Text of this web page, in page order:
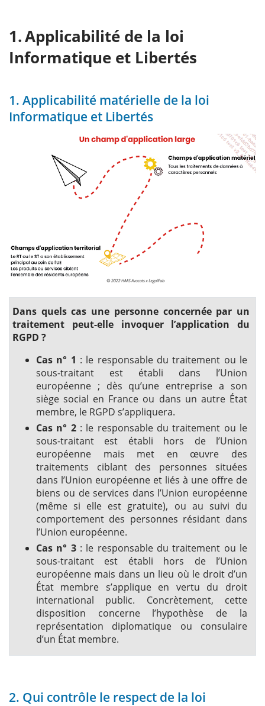
Applicabilité de la loi
Informatique et Libertés
1. Applicabilité matérielle de la loi
Informatique et Libertés
Dans quels cas une personne concernée par un
traitement peut-elle invoquer l’application du
RGPD ?
Cas n° 1 : le responsable du traitement ou le
sous-traitant est établi dans l’Union
européenne ; dès qu’une entreprise a son
siège social en France ou dans un autre État
membre, le RGPD s’appliquera.
Cas n° 2: le responsable du traitement ou le
sous-traitant est établi hors de l’Union
européenne mais met en œuvre des
traitements ciblant des personnes situées
dans l’Union européenne et liés à une offre de
biens ou de services dans l’Union européenne
(même si elle est gratuite), ou au suivi du
comportement des personnes résidant dans
l’Union européenne.
Cas n° 3: le responsable du traitement ou le
sous-traitant est établi hors de l’Union
européenne mais dans un lieu où le droit d’un
État membre s’applique en vertu du droit
international public. Concrètement, cette
disposition concerne l’hypothèse de la
représentation diplomatique ou consulaire
d’un État membre.
2. Qui contrôle le respect de la loi